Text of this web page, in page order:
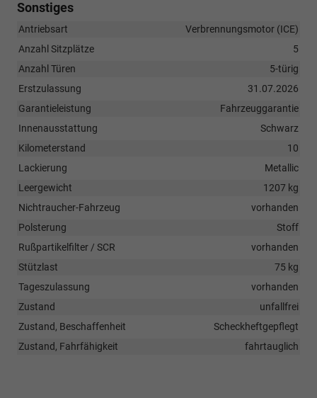
Sonstiges
Antriebsart
Verbrennungsmotor (ICE)
Anzahl Sitzplätze
5
Anzahl Türen
5-türig
Erstzulassung
31.07.2026
Garantieleistung
Fahrzeuggarantie
Innenausstattung
Schwarz
Kilometerstand
10
Lackierung
Metallic
Leergewicht
1207 kg
Nichtraucher-Fahrzeug
vorhanden
Polsterung
Stoff
Rußpartikelfilter / SCR
vorhanden
Stützlast
75 kg
Tageszulassung
vorhanden
Zustand
unfallfrei
Zustand, Beschaffenheit
Scheckheftgepflegt
Zustand, Fahrfähigkeit
fahrtauglich